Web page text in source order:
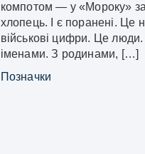
компотом — у «Мороку»
хлопець. І є поранені. Це
військові цифри. Це
іменами. З родинами, […]
Позначки